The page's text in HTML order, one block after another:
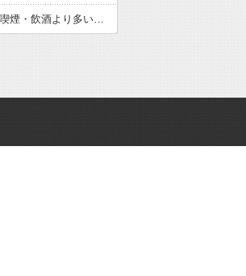
【がん原因】1位は感染症16.6%！喫煙・飲酒より多い衝撃の真実